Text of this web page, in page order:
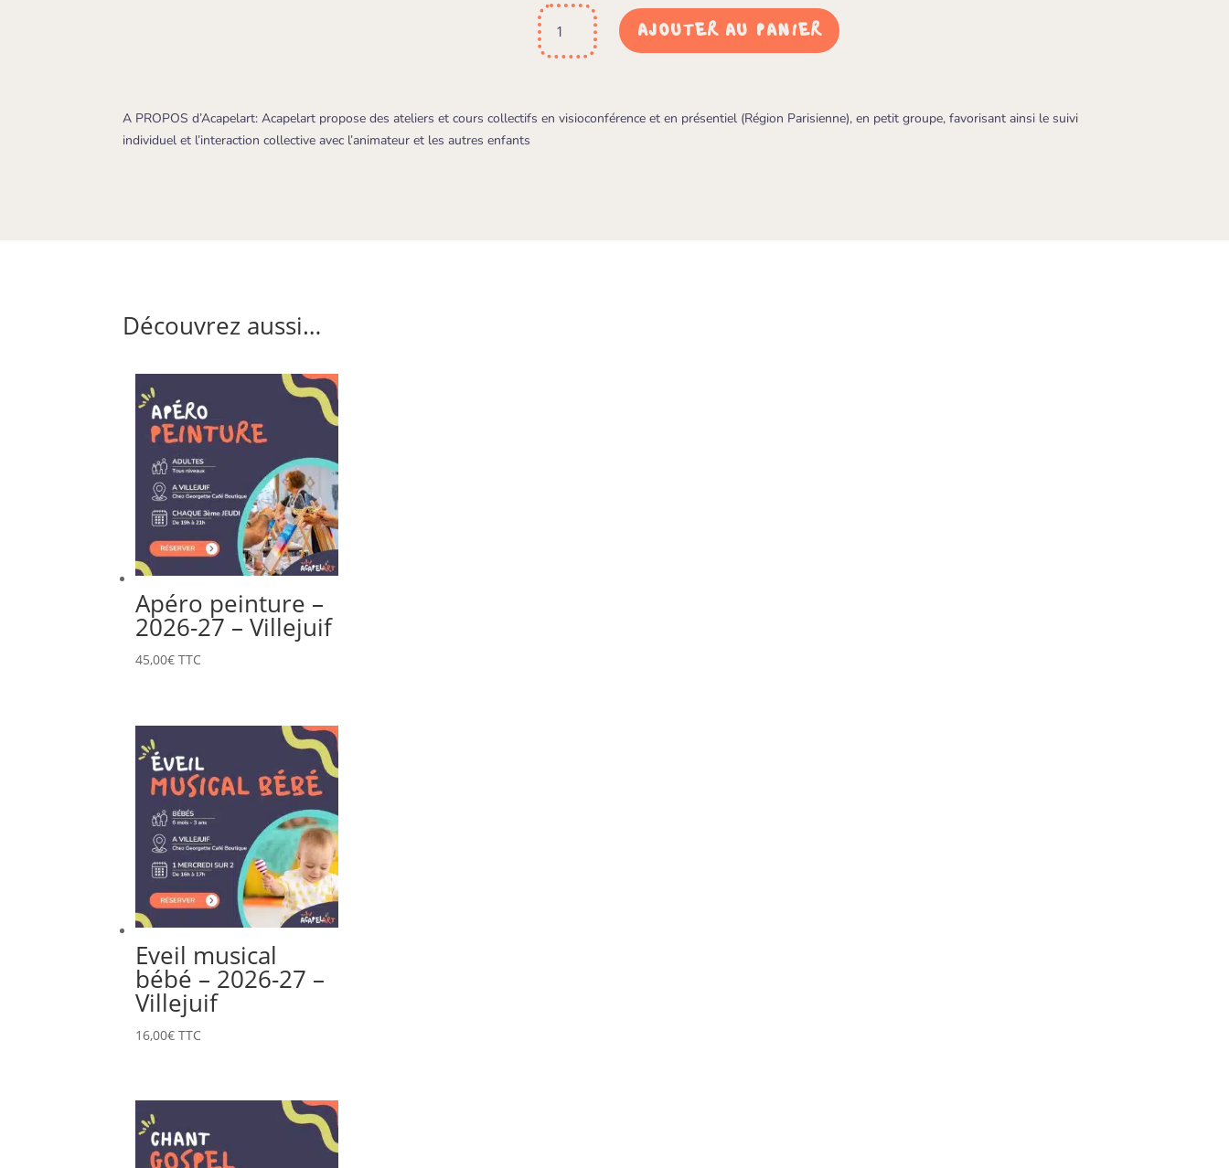
quantité
de
REPLAYS
de
AJOUTER AU PANIER
A PROPOS d’Acapelart: Acapelart propose des ateliers et cours collectifs en visioconférence et en présentiel (Région Parisienne), en petit groupe, favorisant ainsi le suivi
individuel et l’interaction collective avec l’animateur et les autres enfants
Découvrez aussi…
Apéro peinture –
2026-27 – Villejuif
45,00€ TTC
Eveil musical
bébé – 2026-27 –
Villejuif
16,00€ TTC